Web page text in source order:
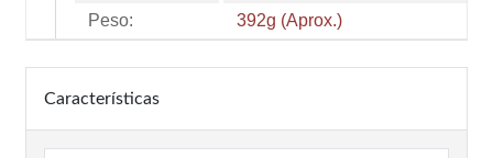
Peso:
392g (Aprox.)
Características